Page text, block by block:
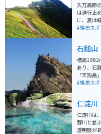
久万高原
は通行止
に、夏は
ことがで
#絶景スポ
石鎚山
標高
あり、石
「天狗岳
う）」の一
時間)と、
小屋から
り：約2時間)があり
中国地方
#絶景スポ
仁淀川
仁淀川は
野川と並
透明感が